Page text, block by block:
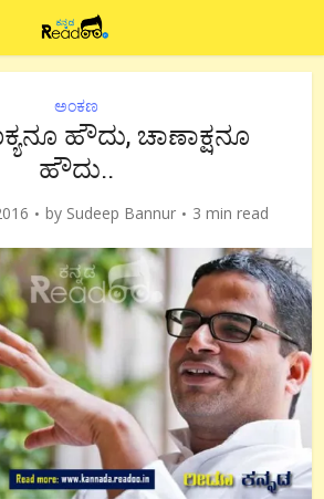
ಅಂಕಣ
ಹೌದು, ಚಾಣಾಕ್ಷನೂ
ಹೌದು..
by Sudeep Bannur 3 min read